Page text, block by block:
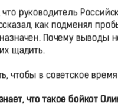
что руководитель
как подменял
Почему выводы
щадить.
чтобы в советское
что такое бойкот